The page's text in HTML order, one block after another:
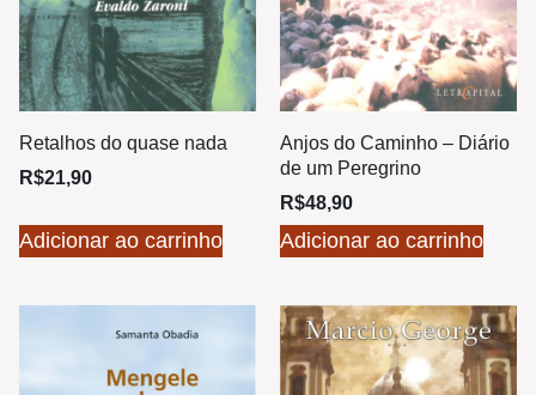
Retalhos do quase nada
R$21,90
Adicionar ao carrinho
Anjos do Caminho – Diário
de um Peregrino
R$48,90
Adicionar ao carrinho